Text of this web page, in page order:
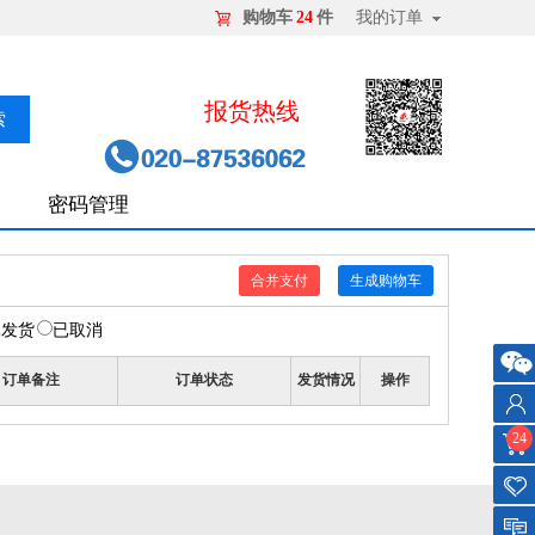
我的订单
购物车 24 件
报货热线
密码管理
客服
微信
用户
中心
24
购物
车
收藏
货 已取消
订单备注 订单状态 发货情况 操作